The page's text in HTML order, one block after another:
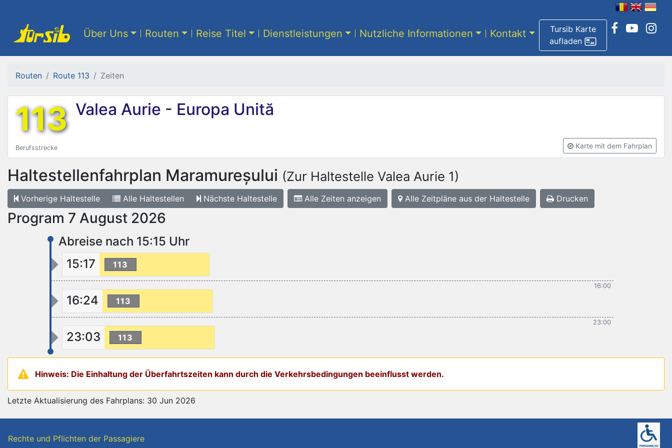
Tursib Karte
aufladen
Über Uns Routen Reise Titel Dienstleistungen Nutzliche Informationen Kontakt
Routen Route 113 Zeiten
113 Valea Aurie - Europa Unită
Berufsstrecke Karte mit dem Fahrplan
Haltestellenfahrplan Maramureșului (Zur Haltestelle Valea Aurie 1)
Vorherige Haltestelle Alle Haltestellen Nächste Haltestelle Alle Zeiten anzeigen Alle Zeitpläne aus der Haltestelle Drucken
Program 7 August 2026
Abreise nach 15:15 Uhr
15:17
113
16:00
16:24 113
23:00
23:03 113
Hinweis: Die Einhaltung der Überfahrtszeiten kann durch die Verkehrsbedingungen beeinflusst werden.
Letzte Aktualisierung des Fahrplans: 30 Jun 2026
Rechte und Pflichten der Passagiere